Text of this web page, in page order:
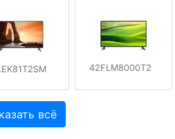
42FLM8000T2
всё